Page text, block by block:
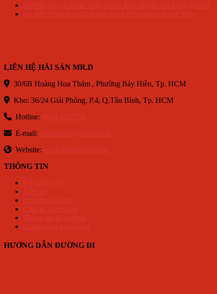
LIÊN HỆ HẢI SẢN MR.D
30/6B Hoàng Hoa Thám , Phường Bảy Hiền, Tp. HCM
Kho: 36/24 Giải Phóng, P.4, Q.Tân Bình, Tp. HCM
Hotline:
E-mail:
Website:
THÔNG TIN
HƯỚNG DẪN ĐƯỜNG ĐI